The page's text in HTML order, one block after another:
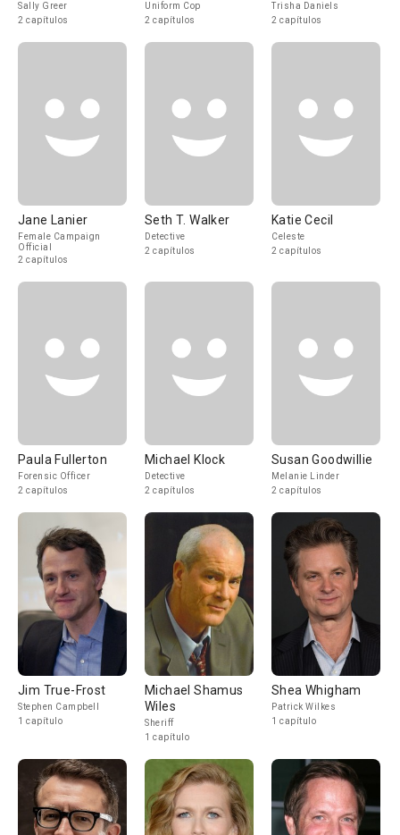
Sally Greer
2 capítulos
Uniform Cop
2 capítulos
Trisha Daniels
2 capítulos
Jane Lanier
Female Campaign
Official
2 capítulos
Seth T. Walker
Detective
2 capítulos
Katie Cecil
Celeste
2 capítulos
Paula Fullerton
Forensic Officer
2 capítulos
Michael Klock
Detective
2 capítulos
Susan Goodwillie
Melanie Linder
2 capítulos
Jim True-Frost
Stephen Campbell
1 capítulo
Michael Shamus
Wiles
Sheriff
1 capítulo
Shea Whigham
Patrick Wilkes
1 capítulo